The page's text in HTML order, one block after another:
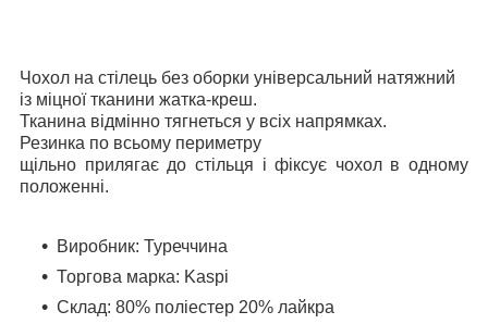
Чохол на стілець без оборки універсальний натяжний
із міцної тканини жатка-креш.
Тканина відмінно тягнеться у всіх напрямках.
Резинка по всьому периметру
щільно прилягає до стільця і фіксує чохол в одному
положенні.
Виробник: Туреччина
Торгова марка: Kaspi
Склад: 80% поліестер 20% лайкра